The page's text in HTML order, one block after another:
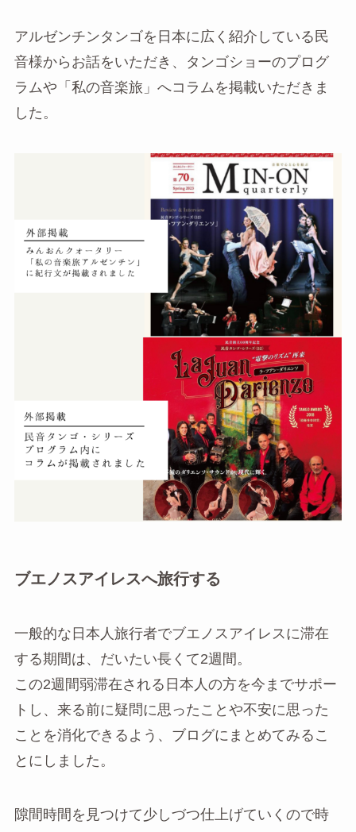
アルゼンチンタンゴを日本に広く紹介している民
音様からお話をいただき、タンゴショーのプログ
ラムや「私の音楽旅」へコラムを掲載いただきま
した。
ブエノスアイレスへ旅行する
一般的な日本人旅行者でブエノスアイレスに滞在
する期間は、だいたい長くて2週間。
この2週間弱滞在される日本人の方を今までサポー
トし、来る前に疑問に思ったことや不安に思った
ことを消化できるよう、ブログにまとめてみるこ
とにしました。
隙間時間を見つけて少しづつ仕上げていくので時